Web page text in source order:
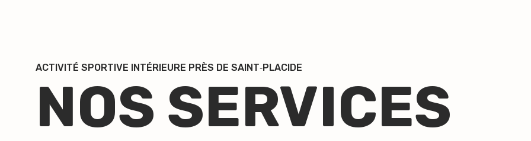
ACTIVITÉ SPORTIVE INTÉRIEURE PRÈS DE SAINT‑PLACIDE
NOS SERVICES